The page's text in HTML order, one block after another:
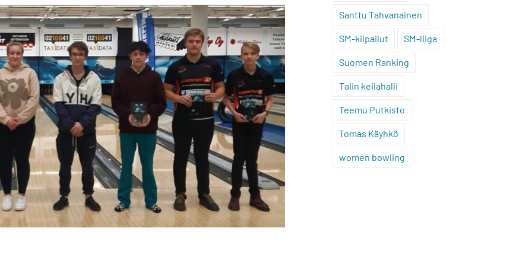
Santtu Tahvanainen
SM-kilpailut SM-liiga
Suomen Ranking
Talin keilahalli
Teemu Putkisto
Tomas Käyhkö
women bowling